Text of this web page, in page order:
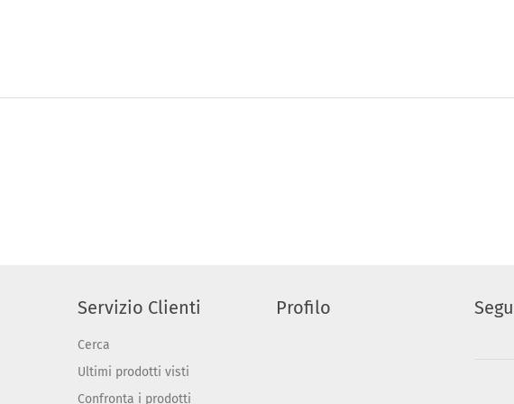
Servizio Clienti
Cerca
Ultimi prodotti visti
Confronta i prodotti
Profilo